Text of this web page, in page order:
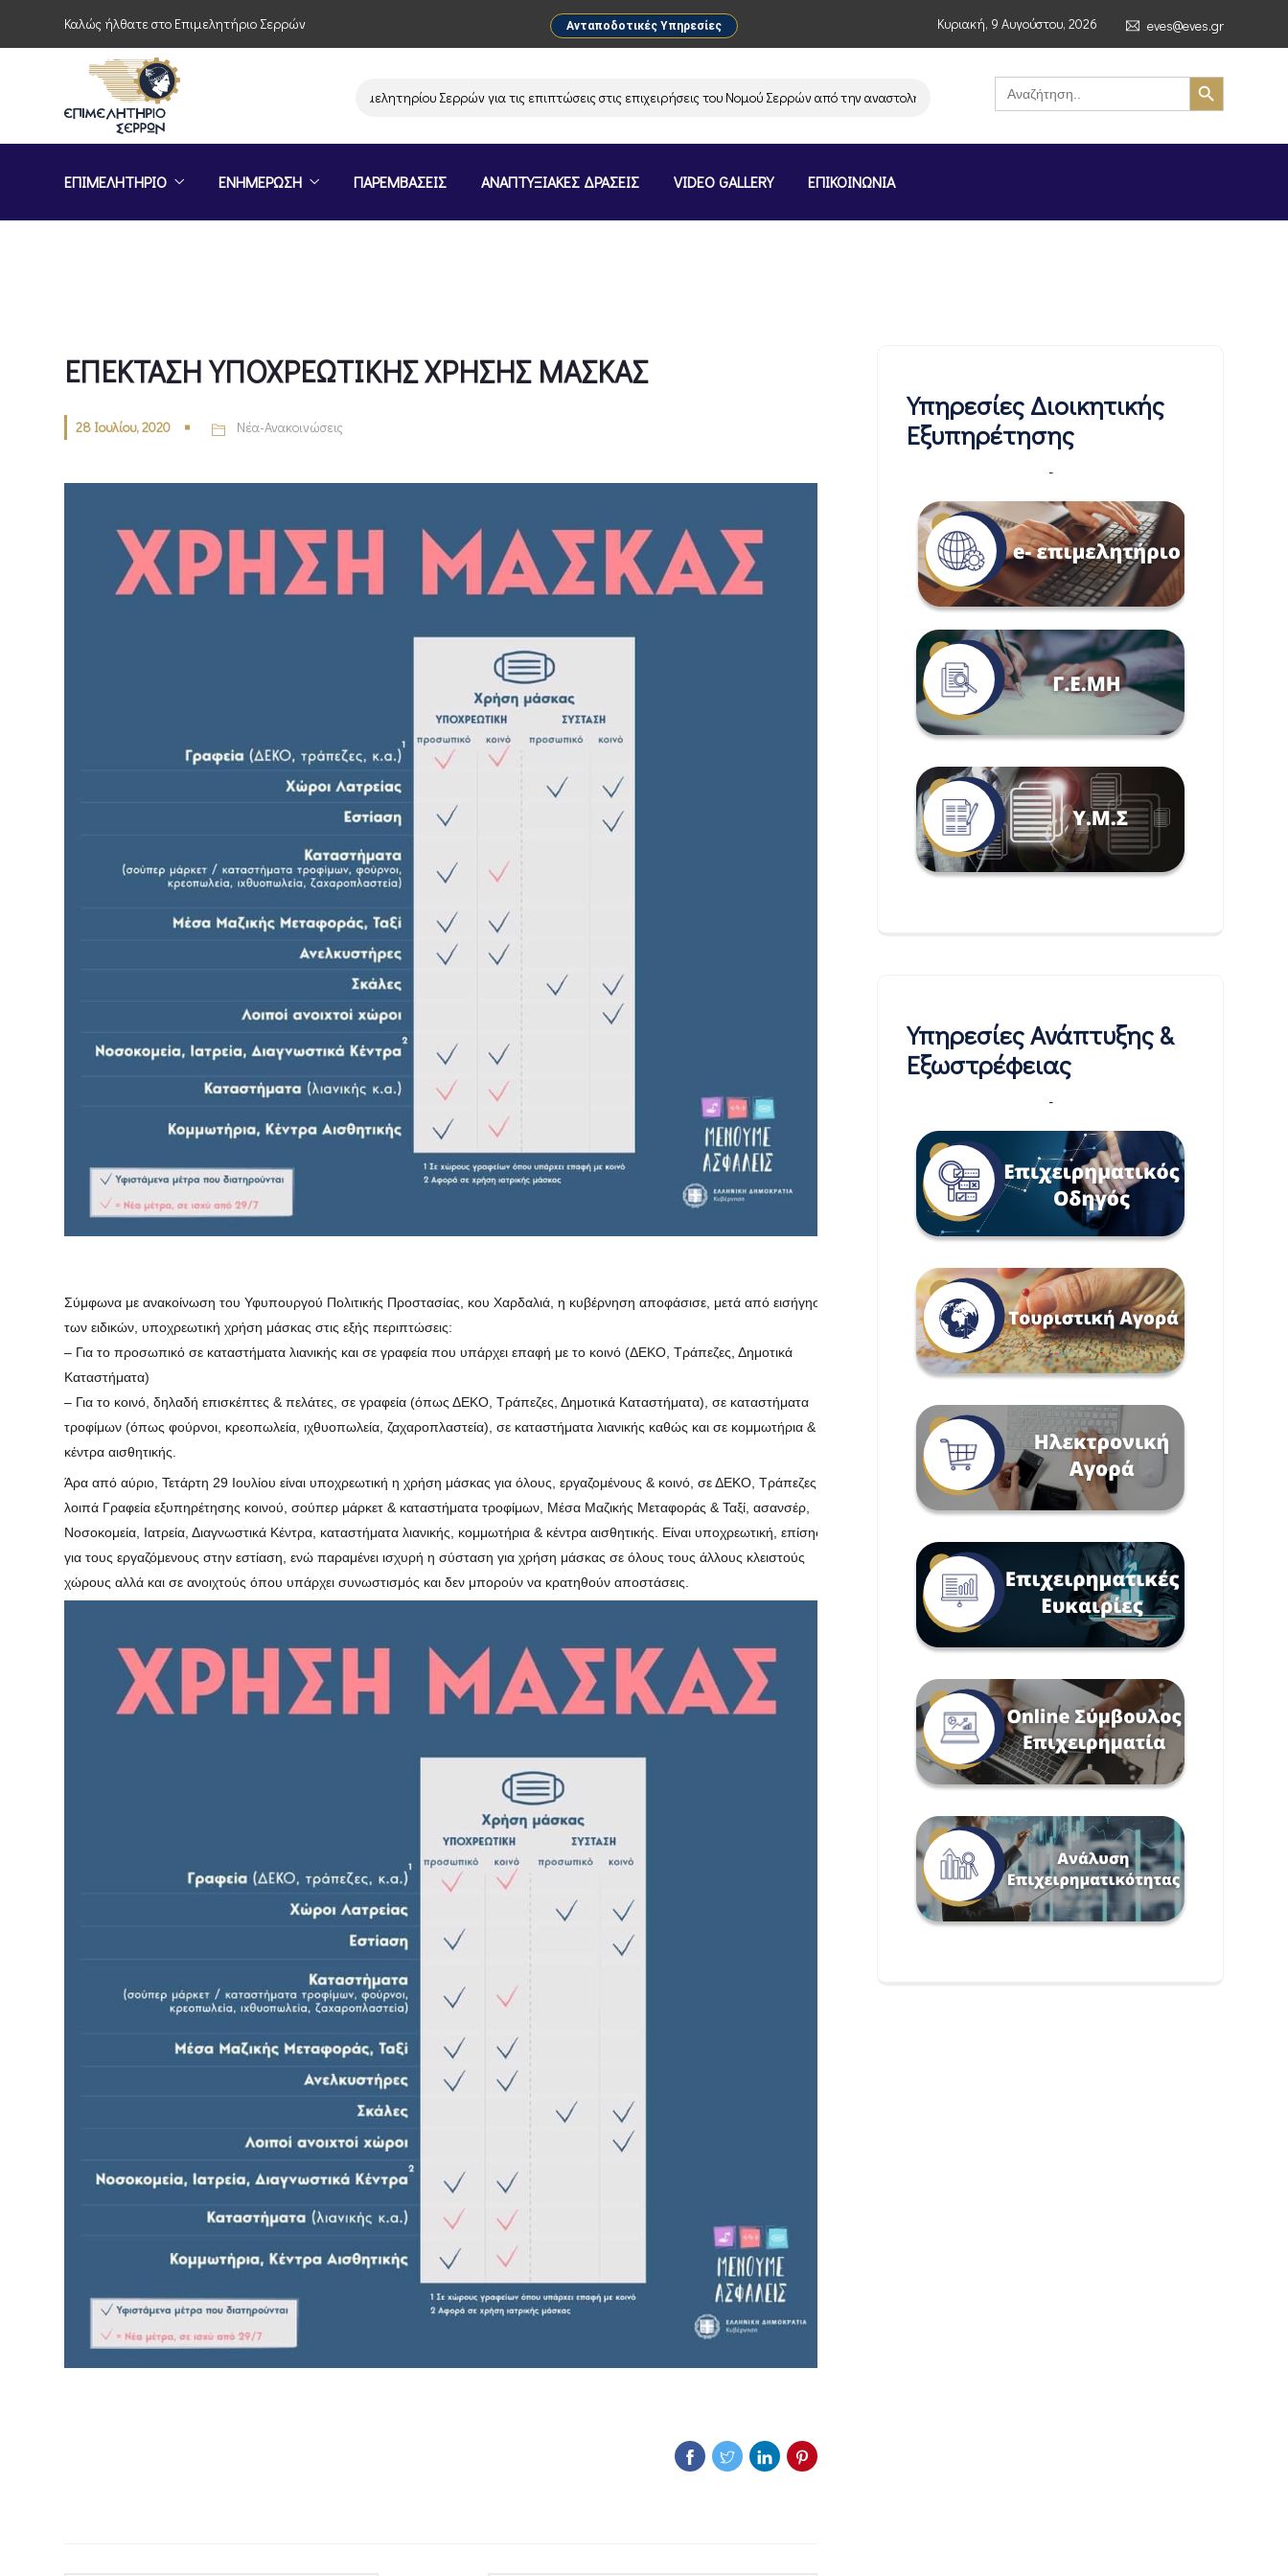
Καλώς ήλθατε στο Επιμελητήριο Σερρών Ανταποδοτικές Υπηρεσίες Κυριακή, 9 Αυγούστου, 2026 eves@eves.gr
Παρέμβαση του Επιμελητηρίου Σερρών για τις επιπτώσεις στις επιχειρήσεις του Νομού Σερρών από την αναστολή λειτουργίας της αλυσίδας σούπερ μάρκετ MERE στην Ελλάδα –
Search
for:
Search Button
ΕΠΙΜΕΛΗΤΗΡΙΟ ΕΝΗΜΕΡΩΣΗ ΠΑΡΕΜΒΑΣΕΙΣ ΑΝΑΠΤΥΞΙΑΚΕΣ ΔΡΑΣΕΙΣ VIDEO GALLERY ΕΠΙΚΟΙΝΩΝΙΑ
ΕΠΕΚΤΑΣΗ ΥΠΟΧΡΕΩΤΙΚΗΣ ΧΡΗΣΗΣ ΜΑΣΚΑΣ
28 Ιουλίου, 2020 Νέα-Ανακοινώσεις
Σύμφωνα με ανακοίνωση του Υφυπουργού Πολιτικής Προστασίας, κου Χαρδαλιά, η κυβέρνηση αποφάσισε, μετά από εισήγηση
των ειδικών, υποχρεωτική χρήση μάσκας στις εξής περιπτώσεις:
– Για το προσωπικό σε καταστήματα λιανικής και σε γραφεία που υπάρχει επαφή με το κοινό (ΔΕΚΟ, Τράπεζες, Δημοτικά
Καταστήματα)
– Για το κοινό, δηλαδή επισκέπτες & πελάτες, σε γραφεία (όπως ΔΕΚΟ, Τράπεζες, Δημοτικά Καταστήματα), σε καταστήματα
τροφίμων (όπως φούρνοι, κρεοπωλεία, ιχθυοπωλεία, ζαχαροπλαστεία), σε καταστήματα λιανικής καθώς και σε κομμωτήρια &
κέντρα αισθητικής.
Άρα από αύριο, Τετάρτη 29 Ιουλίου είναι υποχρεωτική η χρήση μάσκας για όλους, εργαζομένους & κοινό, σε ΔΕΚΟ, Τράπεζες &
λοιπά Γραφεία εξυπηρέτησης κοινού, σούπερ μάρκετ & καταστήματα τροφίμων, Μέσα Μαζικής Μεταφοράς & Ταξί, ασανσέρ,
Νοσοκομεία, Ιατρεία, Διαγνωστικά Κέντρα, καταστήματα λιανικής, κομμωτήρια & κέντρα αισθητικής. Είναι υποχρεωτική, επίσης,
για τους εργαζόμενους στην εστίαση, ενώ παραμένει ισχυρή η σύσταση για χρήση μάσκας σε όλους τους άλλους κλειστούς
χώρους αλλά και σε ανοιχτούς όπου υπάρχει συνωστισμός και δεν μπορούν να κρατηθούν αποστάσεις.
Υπηρεσίες Διοικητικής
Εξυπηρέτησης
-
Υπηρεσίες Ανάπτυξης &
Εξωστρέφειας
-